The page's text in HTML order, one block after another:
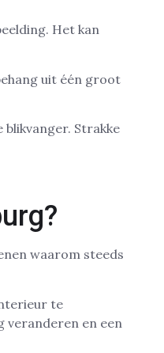
Het kan
uit één groot
Strakke
waarom steeds
te
veranderen en een